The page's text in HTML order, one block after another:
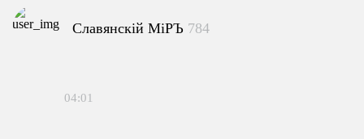
Славянскiй МiРЪ 784
04:01